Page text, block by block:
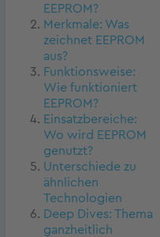
EEPROM?
Merkmale: Was
zeichnet EEPROM
aus?
Funktionsweise:
Wie funktioniert
EEPROM?
Einsatzbereiche:
Wo wird EEPROM
genutzt?
Unterschiede zu
ähnlichen
Technologien
Deep Dives: Thema
ganzheitlich